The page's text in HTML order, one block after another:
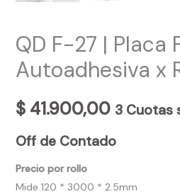
QD F-27 | Placa
Autoadhesiva x
$41.900,00 3 Cuotas
Off de Contado
Precio por rollo
Mide 120 * 3000 * 2.5mm